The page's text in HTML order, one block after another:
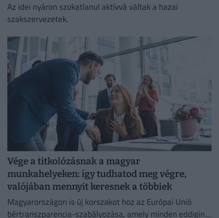
Az idei nyáron szokatlanul aktívvá váltak a hazai
szakszervezetek.
Vége a titkolózásnak a magyar
munkahelyeken: így tudhatod meg végre,
valójában mennyit keresnek a többiek
Magyarországon is új korszakot hoz az Európai Unió
bértranszparencia-szabályozása, amely minden eddiginél